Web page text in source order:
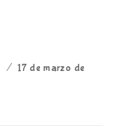
17 de marzo de